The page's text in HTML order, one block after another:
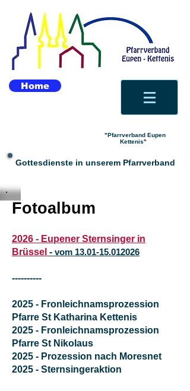
Home
"Pfarrverband Eupen
Kettenis"
Gottesdienste in unserem Pfarrverband
Fotoalbum
​2026 - Eupener Sternsinger in
Brüssel - vom 13.01-15.012026
----------
2025 - Fronleichnamsprozession
Pfarre St Katharina Kettenis
2025 - Fronleichnamsprozession
Pfarre St Nikolaus​
​2025 - Prozession nach Moresnet
2025 - Sternsingeraktion​